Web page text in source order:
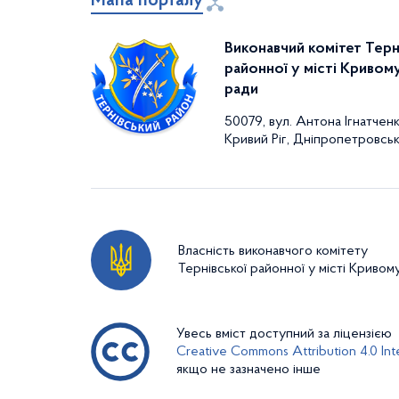
05.02.2014 05.02.2014
справах сім`ї і
молоді
Про скликання ХХVІ сесії Тернівської районної у
05.02.2014 05.02.2014
Про утворення комісії з приймання- передачі
Кривого Рогу
05.02.2014 05.02.2014
житлово-
комунального
Виконавчий комітет
районної у місті
ради
50079, вул. Антона
Кривий Ріг,
Власність виконавчого комітету
Тернівської районної у місті
Увесь вміст доступний за ліцензією
Creative Commons Attribution 4.0
якщо не зазначено інше